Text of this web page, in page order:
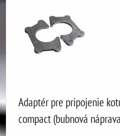
Adaptér pre pripojenie
compact (bubnová